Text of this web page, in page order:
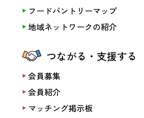
フードパントリーマップ
地域ネットワークの紹介
つながる・支援する
会員募集
会員紹介
マッチング掲示板